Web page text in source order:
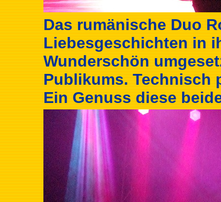
Das rumänische Duo
Liebesgeschichten in
Wunderschön
Publikums. Technisch
Ein Genuss diese